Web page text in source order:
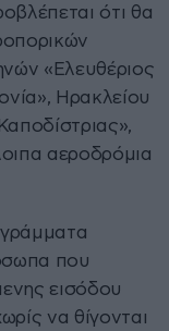
ότι θα
«Ελευθέριος
Ηρακλείου
αεροδρόμια
που
εισόδου
να θίγονται